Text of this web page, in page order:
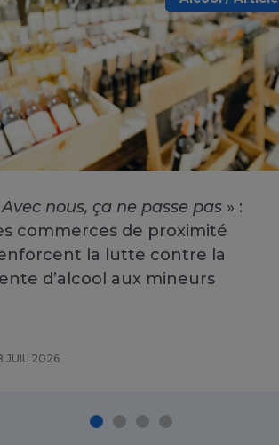
Avec nous, ça ne passe pas » :
commerces de proximité
la lutte contre la
d’alcool aux mineurs
JUIL 2026